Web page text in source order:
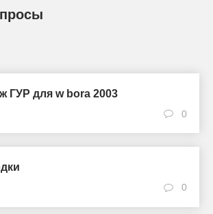
ГУР для w bora 2003
0
0